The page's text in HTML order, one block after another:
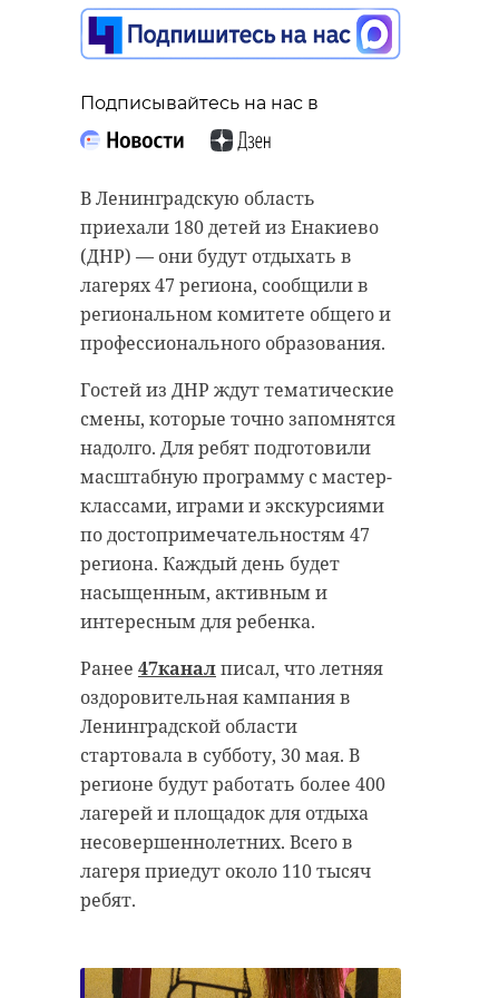
Подписывайтесь на нас в
В Ленинградскую область
приехали 180 детей из Енакиево
(ДНР) — они будут отдыхать в
лагерях 47 региона, сообщили в
региональном комитете общего и
профессионального образования.
Гостей из ДНР ждут тематические
смены, которые точно запомнятся
надолго. Для ребят подготовили
масштабную программу с мастер-
классами, играми и экскурсиями
по достопримечательностям 47
региона. Каждый день будет
насыщенным, активным и
интересным для ребенка.
Ранее 47каналписал, что летняя
оздоровительная кампания в
Ленинградской области
стартовала в субботу, 30 мая. В
регионе будут работать более 400
лагерей и площадок для отдыха
несовершеннолетних. Всего в
лагеря приедут около 110 тысяч
ребят.
Подписывайтесь на нас в
Сотрудники правоохранительных
органов прекратили работу секты
"Исход/Еxodus" во Всеволожском
районе Ленинградской области. В
отношении лидера Валентины К.
протокол о нарушении
законодательства о религиозном
объединении. Решается вопрос о
возбуждении уголовного дела.
Поводом для проведения
оперативных мероприятий стали
массовые жалобы родственников
людей, которые оказались под
основном адептами "Исхода/
Еxodus" становились люди
пожилого возраста. Пенсионеры
ежемесячно сдавали около 7 тысяч
рублей на нужды организации и
еще тратили по 10-15 тысяч
рублей на литературу с курсами
лекций лидера секты.
втянула в секту несколько сотен
Подписывайтесь на нас в
Пресс-служба Управления ФССП по
Ленинградской области сообщила,
что в публичном реестре
должников по алиментам
находятся более 4000 человек. Из
них 900 неплательщиков —
В список попали граждане,
которые привлечены к
административной или уголовной
ответственности за неуплату
алиментов, а также те, кто
объявлен в розыск судебными
приставами.
Реестр помогает усилить
профилактическое воздействие на
тех, кто уклоняется от уплаты
алиментов. Помимо этого, база,
которая регулярно обновляется,
обеспечивает быстрый доступ к
информации для
заинтересованных лиц. Там
содержатся данные о
неплательщике и сумме
погашения долга.